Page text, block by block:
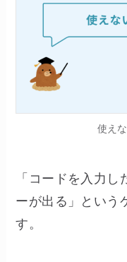
使え
「コードを入力
ーが出る」という
す。